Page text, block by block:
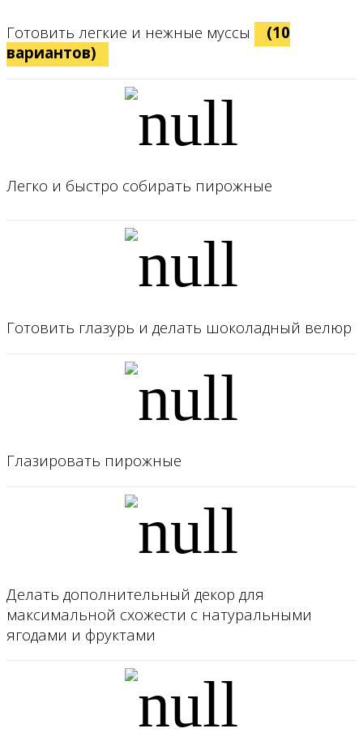
Готовить легкие и нежные муссы
(10
вариантов)
Легко и быстро собирать пирожные
Готовить глазурь и делать шоколадный велюр
Глазировать пирожные
Делать дополнительный декор для
максимальной схожести с натуральными
ягодами и фруктами